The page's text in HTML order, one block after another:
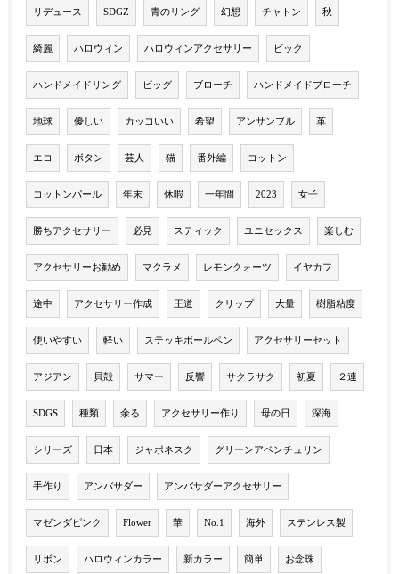
リデュース SDGZ 青のリング 幻想 チャトン 秋
綺麗 ハロウィン ハロウィンアクセサリー ビック
ハンドメイドリング ビッグ ブローチ ハンドメイドブローチ
地球 優しい カッコいい 希望 アンサンブル 革
エコ ボタン 芸人 猫 番外編 コットン
コットンパール 年末 休暇 一年間 2023 女子
勝ちアクセサリー 必見 スティック ユニセックス 楽しむ
アクセサリーお勧め マクラメ レモンクォーツ イヤカフ
途中 アクセサリー作成 王道 クリップ 大量 樹脂粘度
使いやすい 軽い ステッキボールペン アクセサリーセット
アジアン 貝殻 サマー 反響 サクラサク 初夏 ２連
SDGS 種類 余る アクセサリー作り 母の日 深海
シリーズ 日本 ジャポネスク グリーンアベンチュリン
手作り アンバサダー アンバサダーアクセサリー
マゼンダピンク Flower 華 No.1 海外 ステンレス製
リボン ハロウィンカラー 新カラー 簡単 お念珠